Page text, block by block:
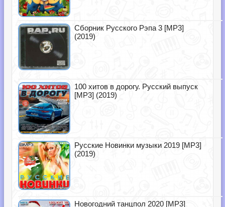
Сборник Русского Рэпа 3 [MP3]
(2019)
100 хитов в дорогу. Русский выпуск
[MP3] (2019)
Русские Новинки музыки 2019 [MP3]
(2019)
Новогодний танцпол 2020 [MP3]